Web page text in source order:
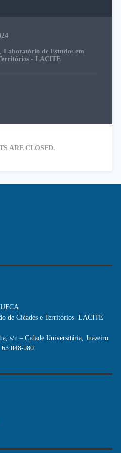
, Laboratório de Estudos em
- LACITE
ARE CLOSED.
de Cidades e Territórios- LACITE
s/n – Cidade Universitária, Juazeiro
080.